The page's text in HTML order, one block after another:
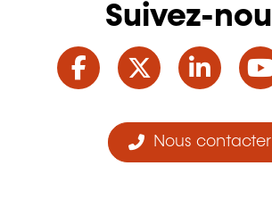
Suivez-
Facebook
Twitter
Nous contacter